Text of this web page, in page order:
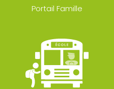
Portail Famille